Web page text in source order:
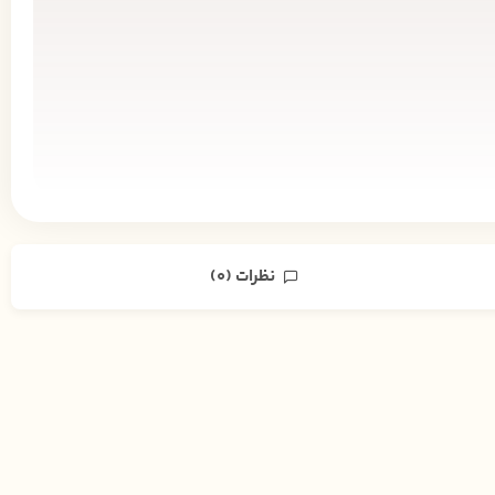
نظرات (0)